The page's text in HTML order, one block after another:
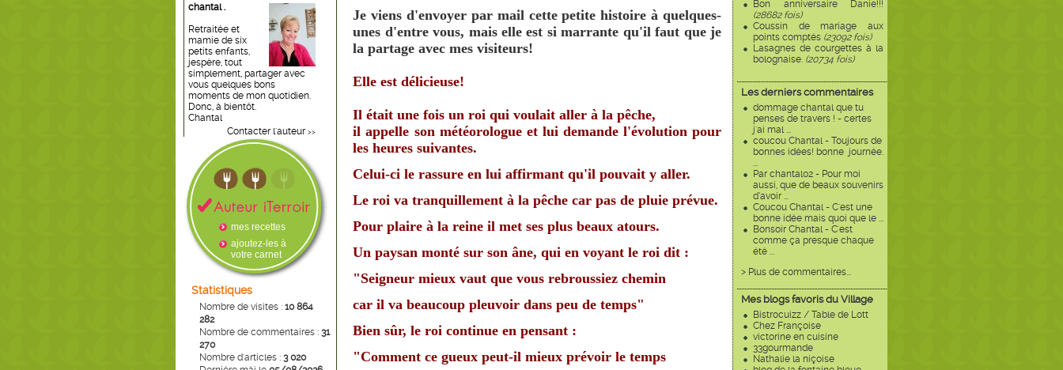
Bon anniversaire Danie!!!
(28682 fois)
Coussin de mariage aux
points comptés (23092 fois)
Lasagnes de courgettes à la
bolognaise. (20734 fois)
Les derniers commentaires
dommage chantal que tu
penses de travers ! - certes
j'ai mal ...
coucou Chantal - Toujours de
bonnes idées! bonne journée.
...
Par chantal02 - Pour moi
aussi, que de beaux souvenirs
d’avoir ...
Coucou Chantal - C'est une
bonne idée mais quoi que le ...
Bonsoir Chantal - C'est
comme ça presque chaque
été ...
> Plus de commentaires...
Mes blogs favoris du Village
Bistrocuizz / Table de Lott
Chez Françoise
victorine en cuisine
33gourmande
Nathalie la niçoise
chantal .
Retraitée et
mamie de six
petits enfants,
jespère, tout
simplement, partager avec
vous quelques bons
moments de mon quotidien.
Donc, à bientôt.
Chantal
Contacter l'auteur >>
mes recettes
ajoutez-les à
votre carnet
Statistiques
Nombre de visites : 10 864
282
Nombre de commentaires : 31
270
Nombre d'articles : 3 020
Je viens d'envoyer par mail cette petite histoire à quelques-
unes d'entre vous, mais elle est si marrante qu'il faut que je
la partage avec mes visiteurs!
Elle est délicieuse!
Il était une fois un roi qui voulait aller à la pêche,
il appelle son météorologue et lui demande l'évolution pour
les heures suivantes.
Celui-ci le rassure en lui affirmant qu'il pouvait y aller.
Le roi va tranquillement à la pêche car pas de pluie prévue.
Pour plaire à la reine il met ses plus beaux atours.
Un paysan monté sur son âne,qui en voyant le roi dit :
"Seigneur mieux vaut que vous rebroussiez chemin
car il va beaucoup pleuvoir dans peu de temps"
Bien sûr, le roi continue en pensant :
"Comment ce gueux peut-il mieux prévoir le temps